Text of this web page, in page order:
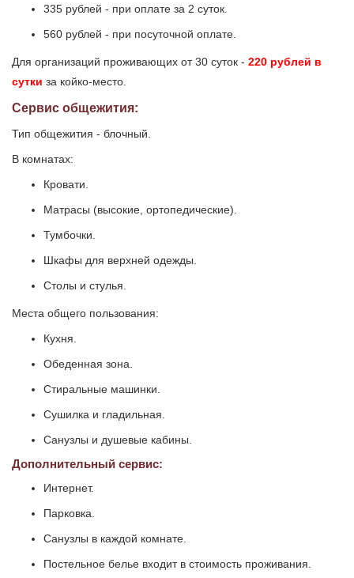
335 рублей - при оплате за 2 суток.
560 рублей - при посуточной оплате.
Для организаций проживающих от 30 суток - 220 рублей в
сутки за койко-место.
Сервис общежития:
Тип общежития - блочный.
В комнатах:
Кровати.
Матрасы (высокие, ортопедические).
Тумбочки.
Шкафы для верхней одежды.
Столы и стулья.
Места общего пользования:
Кухня.
Обеденная зона.
Стиральные машинки.
Сушилка и гладильная.
Санузлы и душевые кабины.
Дополнительный сервис:
Интернет.
Парковка.
Санузлы в каждой комнате.
Постельное белье входит в стоимость проживания.